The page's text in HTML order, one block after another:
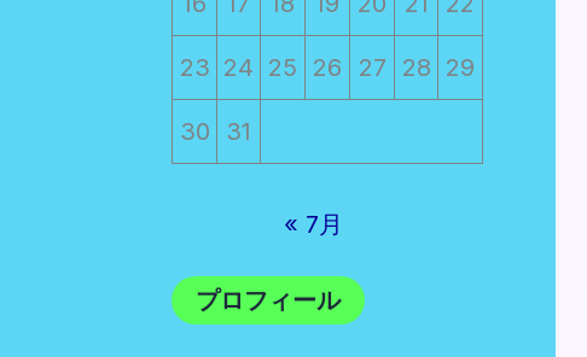
23 24 25 26 27 28 29
30 31
« 7月
プロフィール